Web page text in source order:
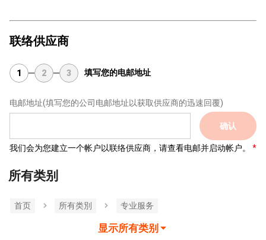
联络供应商
1 2 3 填写您的电邮地址
电邮地址(填写您的公司电邮地址以获取供应商的迅速回覆)
确认
我们会为您建立一个帐户以联络供应商，请查看电邮并启动帐户。
所有类别
首页 所有类別 专业服务
显示所有类别